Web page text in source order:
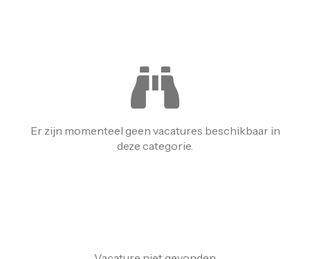
Er zijn momenteel geen vacatures beschikbaar in
deze categorie.